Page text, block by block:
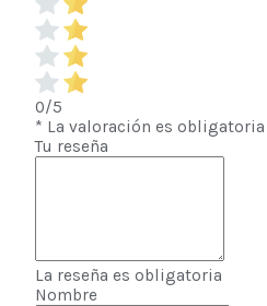
0/5
* La valoración es obligatoria
Tu reseña
La reseña es obligatoria
Nombre